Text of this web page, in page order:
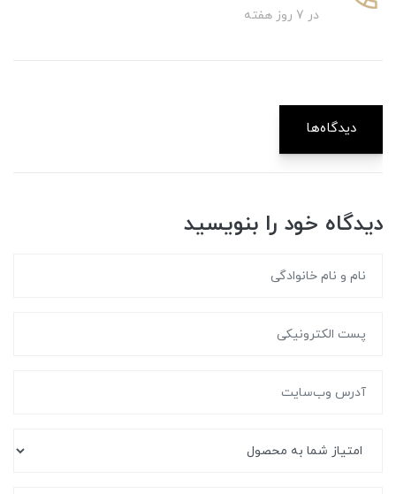
در 7 روز هفته
دیدگاه‌ها
دیدگاه خود را بنویسید